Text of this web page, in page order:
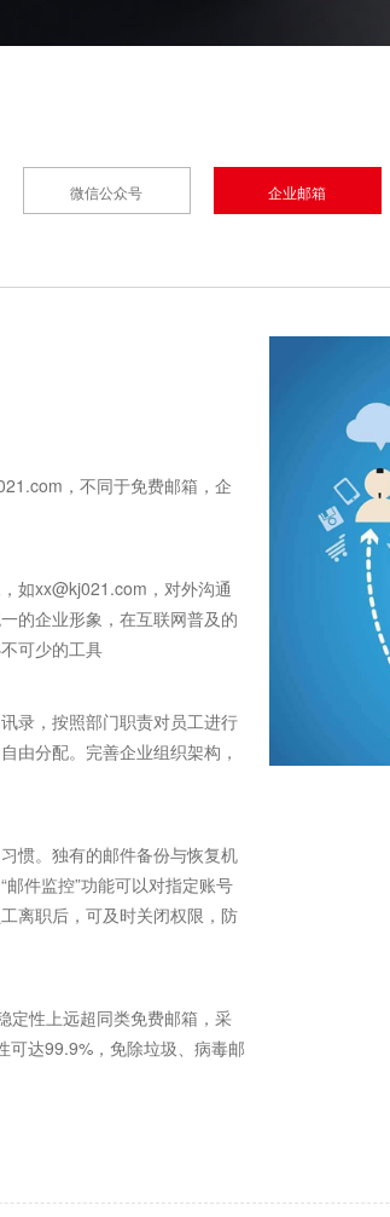
微信公众号 企业邮箱
，不同于免费邮箱，企
如xx@kj021.com，对外沟通
的企业形象，在互联网普及的
可少的工具
录，按照部门职责对员工进行
由分配。完善企业组织架构，
惯。独有的邮件备份与恢复机
件监控”功能可以对指定账号
离职后，可及时关闭权限，防
定性上远超同类免费邮箱，采
可达99.9%，免除垃圾、病毒邮